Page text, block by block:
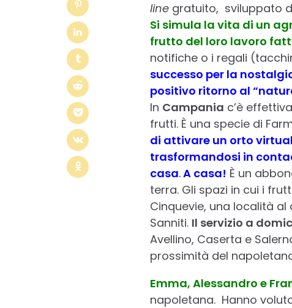
linegratuito, sviluppato
Si simula la vita di un
frutto del loro lavoro
notifiche o i regali
successo per la
positivo ritorno al
In Campania c’è
frutti. È una specie di
di attivare un orto
trasformandosi in
casa.A casa! È un
terra. Gli spazi in cui i
Cinquevie, una località al
Sanniti. Il servizio a
Avellino, Caserta e
prossimità del
Emma, Alessandro e
napoletana. Hanno